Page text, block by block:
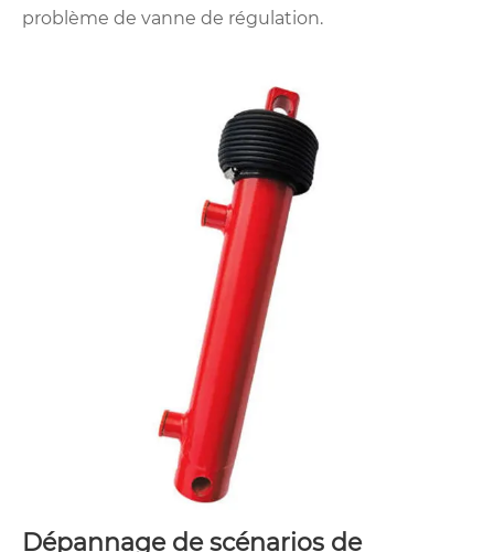
problème de vanne de régulation.
Dépannage de scénarios de